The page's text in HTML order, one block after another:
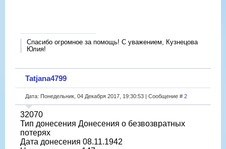
Спасибо огромное за помощь! С уважением, Кузнецова
Юлия!
Tatjana4799
Дата: Понедельник, 04 Декабря 2017, 19:30:53 | Сообщение # 2
32070
Тип донесения Донесения о безвозвратных
потерях
Дата донесения 08.11.1942